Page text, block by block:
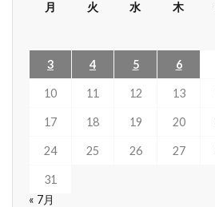
月
火 水 木
3 4 5 6
10 11 12 13
17 18 19 20
24 25 26 27
31
« 7月